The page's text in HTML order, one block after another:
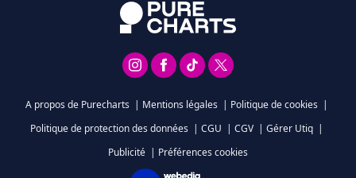
A propos de Purecharts | Mentions légales | Politique de cookies |
Politique de protection des données | CGU | CGV | Gérer Utiq |
Publicité | Préférences cookies